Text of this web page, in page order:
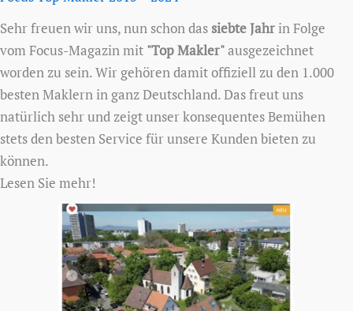
Sehr freuen wir uns, nun schon das siebte Jahr in Folge
vom Focus-Magazin mit "Top Makler"ausgezeichnet
worden zu sein. Wir gehören damit offiziell zu den 1.000
besten Maklern in ganz Deutschland. Das freut uns
natürlich sehr und zeigt unser konsequentes Bemühen
stets den besten Service für unsere Kunden bieten zu
können.
Lesen Sie mehr!